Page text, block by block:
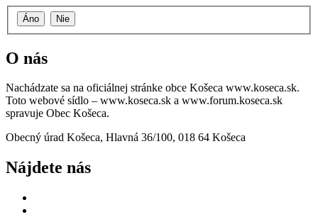
O nás
Nachádzate sa na oficiálnej stránke obce Košeca www.koseca.sk.
Toto webové sídlo – www.koseca.sk a www.forum.koseca.sk
spravuje Obec Košeca.
Obecný úrad Košeca, Hlavná 36/100, 018 64 Košeca
Nájdete nás